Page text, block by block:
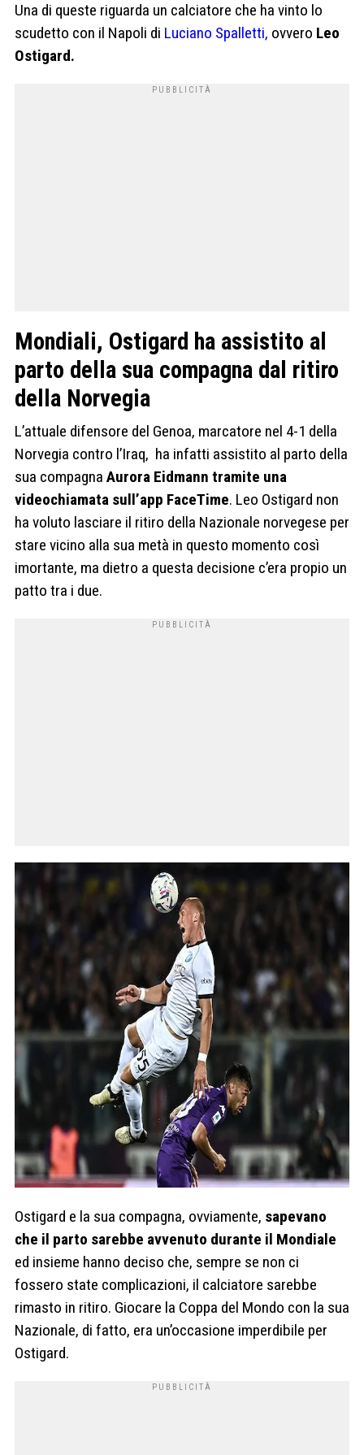
Una di queste riguarda un calciatore che ha vinto lo
scudetto con il Napoli di Luciano Spalletti, ovvero Leo
Ostigard.
Mondiali, Ostigard ha assistito al
parto della sua compagna dal ritiro
della Norvegia
L’attuale difensore del Genoa, marcatore nel 4-1 della
Norvegia contro l’Iraq, ha infatti assistito al parto della
sua compagna Aurora Eidmann tramite una
videochiamata sull’app FaceTime. Leo Ostigard non
ha voluto lasciare il ritiro della Nazionale norvegese per
stare vicino alla sua metà in questo momento così
imortante, ma dietro a questa decisione c’era propio un
patto tra i due.
Ostigard e la sua compagna, ovviamente, sapevano
che il parto sarebbe avvenuto durante il Mondiale
ed insieme hanno deciso che, sempre se non ci
fossero state complicazioni, il calciatore sarebbe
rimasto in ritiro. Giocare la Coppa del Mondo con la sua
Nazionale, di fatto, era un’occasione imperdibile per
Ostigard.